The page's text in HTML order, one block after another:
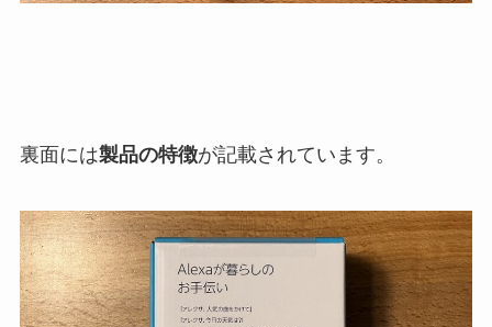
裏面には製品の特徴が記載されています。